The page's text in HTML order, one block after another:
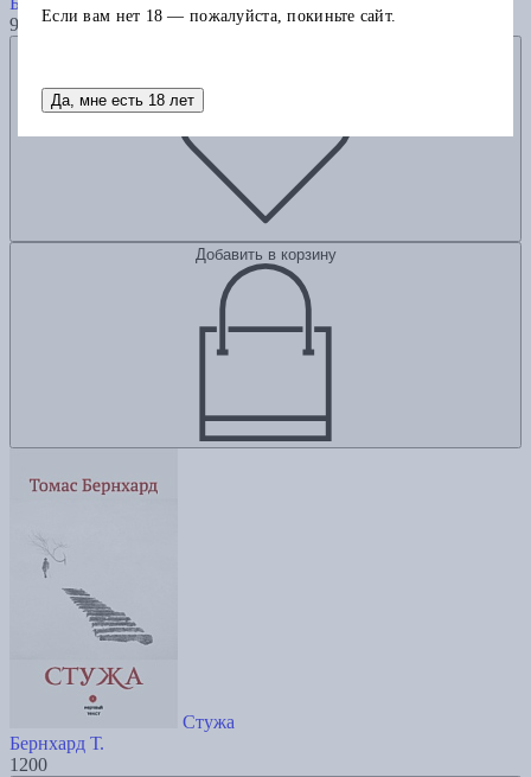
900
Добавить в корзину
Стужа
Бернхард Т.
1200
Если вам нет 18 — пожалуйста, покиньте сайт.
Да, мне есть 18 лет